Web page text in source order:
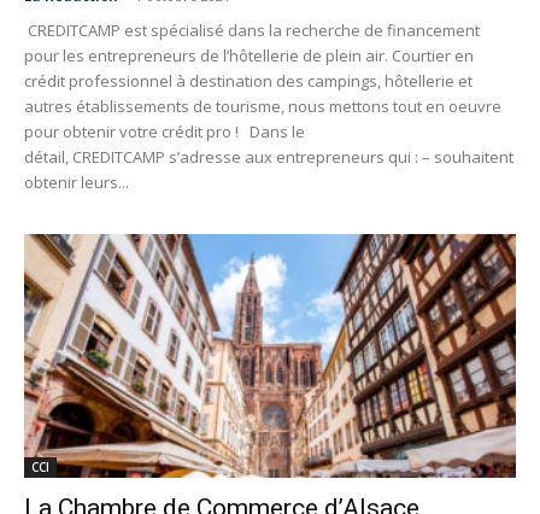
CREDITCAMP est spécialisé dans la recherche de financement
pour les entrepreneurs de l’hôtellerie de plein air. Courtier en
crédit professionnel à destination des campings, hôtellerie et
autres établissements de tourisme, nous mettons tout en oeuvre
pour obtenir votre crédit pro ! Dans le
détail, CREDITCAMP s’adresse aux entrepreneurs qui : – souhaitent
obtenir leurs...
CCI
La Chambre de Commerce d’Alsace